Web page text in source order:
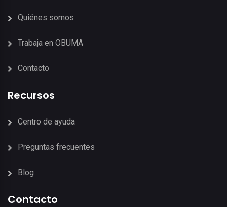
Quiénes somos
Trabaja en OBUMA
Contacto
Recursos
Centro de ayuda
Preguntas frecuentes
Blog
Contacto